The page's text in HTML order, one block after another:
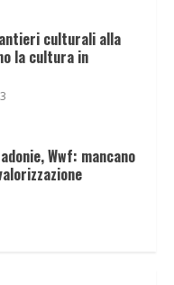
culturali alla
la cultura in
Wwf: mancano